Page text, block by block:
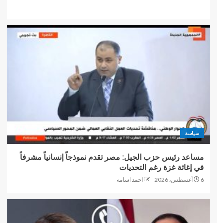
سياسة
مساعد رئيس حزب الجيل: مصر تقدم نموذجاً إنسانياً مشرفاً
في إغاثة غزة رغم التحديات
6 أغسطس، 2026 احمد اسامه